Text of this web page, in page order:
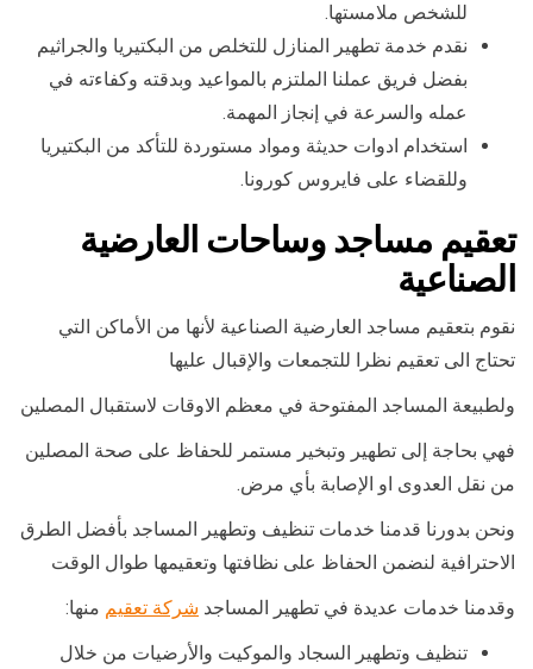
للشخص ملامستها.
نقدم خدمة تطهير المنازل للتخلص من البكتيريا والجراثيم
بفضل فريق عملنا الملتزم بالمواعيد وبدقته وكفاءته في
عمله والسرعة في إنجاز المهمة.
استخدام ادوات حديثة ومواد مستوردة للتأكد من البكتيريا
وللقضاء على فايروس كورونا.
تعقيم مساجد وساحات العارضية
الصناعية
نقوم بتعقيم مساجد العارضية الصناعية لأنها من الأماكن التي
تحتاج الى تعقيم نظرا للتجمعات والإقبال عليها
ولطبيعة المساجد المفتوحة في معظم الاوقات لاستقبال المصلين
فهي بحاجة إلى تطهير وتبخير مستمر للحفاظ على صحة المصلين
من نقل العدوى او الإصابة بأي مرض.
ونحن بدورنا قدمنا خدمات تنظيف وتطهير المساجد بأفضل الطرق
الاحترافية لنضمن الحفاظ على نظافتها وتعقيمها طوال الوقت
وقدمنا خدمات عديدة في تطهير المساجد شركة تعقيم منها:
تنظيف وتطهير السجاد والموكيت والأرضيات من خلال